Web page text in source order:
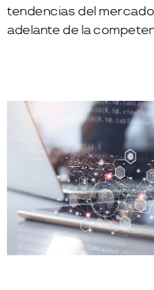
tendencias del
adelante de la